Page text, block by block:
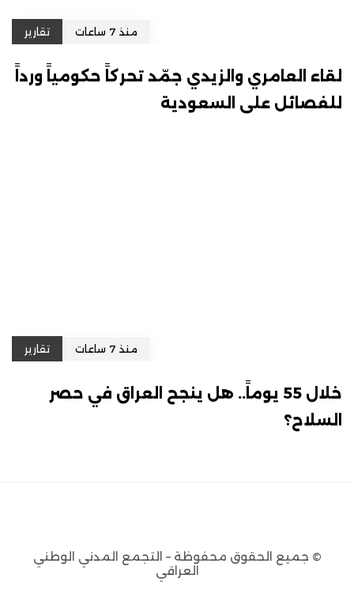
منذ 7 ساعات تقارير
لقاء العامري والزيدي جمّد تحركاً حكومياً ورداً
للفصائل على السعودية
منذ 7 ساعات تقارير
خلال 55 يوماً.. هل ينجح العراق في حصر
السلاح؟
© جميع الحقوق محفوظة – التجمع المدني الوطني
العراقي